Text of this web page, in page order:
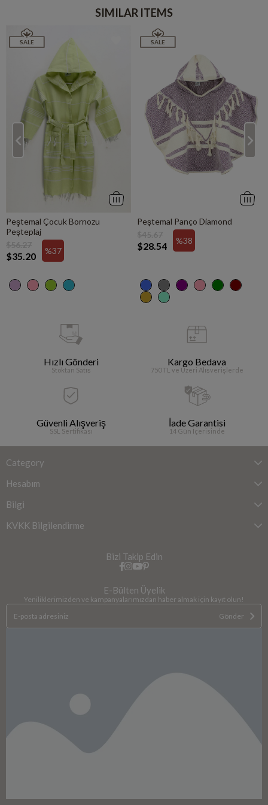
SIMILAR ITEMS
Peştemal Çocuk Bornozu
Peşteplaj
$35.20 %37
SALE
Peştemal Panço Diamond
$28.54 %38
SALE
Hızlı Gönderi
Stoktan Satış
Kargo Bedava
750 TL ve Üzeri Alışverişlerde
Güvenli Alışveriş
SSL Sertifikası
İade Garantisi
14 Gün İçerisinde
Category
Hesabım
Bilgi
KVKK Bilgilendirme
Bizi Takip Edin
E-Bülten Üyelik
Yeniliklerimizden ve kampanyalarımızdan haber almak için kayıt olun!
Gönder